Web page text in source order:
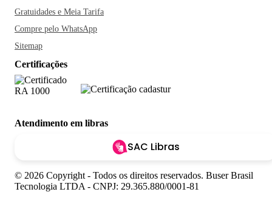
Gratuidades e Meia Tarifa
Compre pelo WhatsApp
Sitemap
Certificações
Atendimento em libras
SAC Libras
© 2026 Copyright - Todos os direitos reservados. Buser Brasil
Tecnologia LTDA - CNPJ: 29.365.880/0001-81